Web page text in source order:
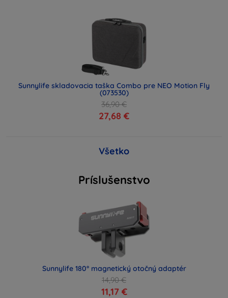
Sunnylife skladovacia taška Combo pre NEO Motion Fly
(073530)
36,90 €
27,68 €
Všetko
Príslušenstvo
Sunnylife 180° magnetický otočný adaptér
14,90 €
11,17 €